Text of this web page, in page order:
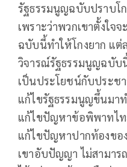
รัฐธรรมนูญฉบับปราบโ
เพราะว่าพวกเขาตั้งใจ
ฉบับนี้ทำให้โกงยาก แต่
วิจารณ์รัฐธรรมนูญฉบับ
เป็นประโยชน์กับประชา
แก้ไขรัฐธรรมนูญขึ้นมา
แก้ไขปัญหาข้อพิพาทไท
แก้ไขปัญหาปากท้องขอ
เขาอับปัญญา ไม่สามาร